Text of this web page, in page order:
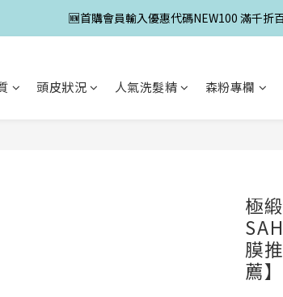
🆕首購會員輸入優惠代碼NEW100 滿千折
頭皮狀況 人氣洗髮精 森粉專欄
極
膜
薦】